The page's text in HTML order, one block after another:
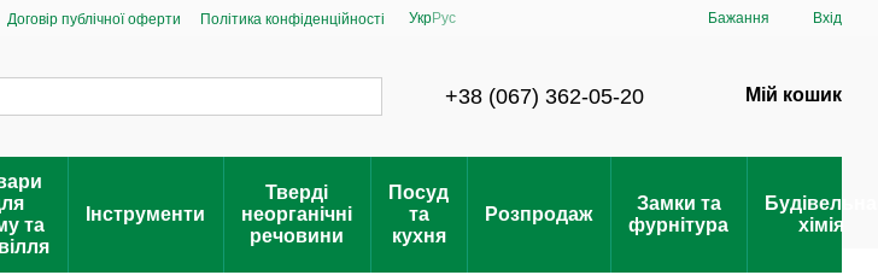
Договір публічної оферти Політика конфіденційності УкрРус Бажання Вхід
+38 (067) 362-05-20 Мій кошик
та
Інструменти
Тверді
неорганічні
речовини
Посуд
та
кухня
Розпродаж
Замки та
фурнітура
Будівельна
хімія